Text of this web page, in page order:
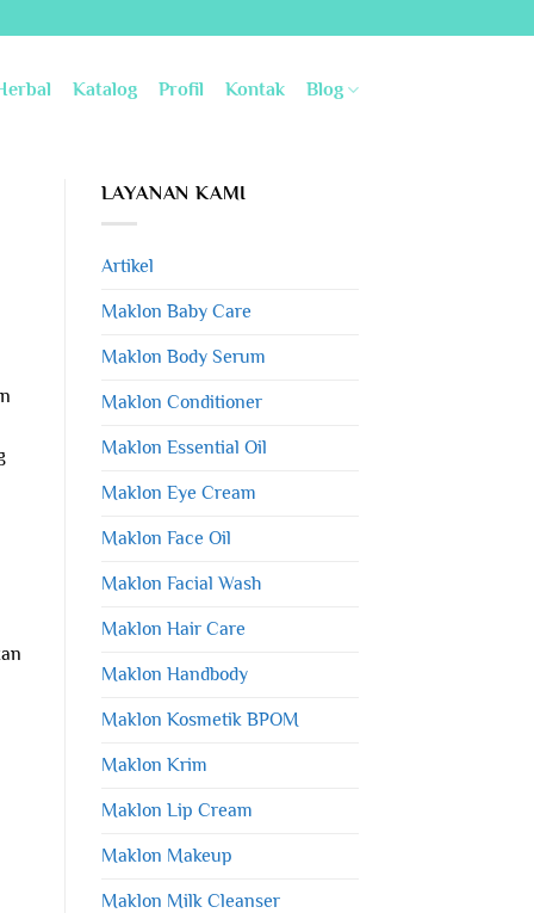
Katalog Profil Kontak Blog
LAYANAN KAMI
Artikel
Maklon Baby Care
Maklon Body Serum
Maklon Conditioner
Maklon Essential Oil
Maklon Eye Cream
Maklon Face Oil
Maklon Facial Wash
Maklon Hair Care
Maklon Handbody
Maklon Kosmetik BPOM
Maklon Krim
Maklon Lip Cream
Maklon Makeup
Maklon Milk Cleanser